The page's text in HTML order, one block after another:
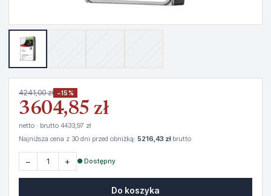
4241,00 zł −15%
3604,85 zł
netto · brutto 4433,97 zł
Najniższa cena z 30 dni przed obniżką: 5216,43 złbrutto
− + ● Dostępny
Do koszyka